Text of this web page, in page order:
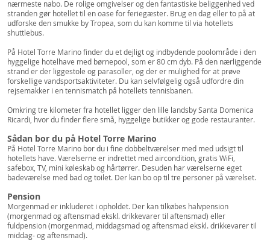
nærmeste nabo. De rolige omgivelser og den fantastiske beliggenhed ved
stranden gør hotellet til en oase for feriegæster. Brug en dag eller to på at
udforske den smukke by Tropea, som du kan komme til via hotellets
shuttlebus.
På Hotel Torre Marino finder du et dejligt og indbydende poolområde i den
hyggelige hotelhave med børnepool, som er 80 cm dyb. På den nærliggende
strand er der liggestole og parasoller, og der er mulighed for at prøve
forskellige vandsportsaktiviteter. Du kan selvfølgelig også udfordre din
rejsemakker i en tennismatch på hotellets tennisbanen.
Omkring tre kilometer fra hotellet ligger den lille landsby Santa Domenica
Ricardi, hvor du finder flere små, hyggelige butikker og gode restauranter.
Sådan bor du på Hotel Torre Marino
På Hotel Torre Marino bor du i fine dobbeltværelser med med udsigt til
hotellets have. Værelserne er indrettet med aircondition, gratis WiFi,
safebox, TV, mini køleskab og hårtørrer. Desuden har værelserne eget
badeværelse med bad og toilet. Der kan bo op til tre personer på værelset.
Pension
Morgenmad er inkluderet i opholdet. Der kan tilkøbes halvpension
(morgenmad og aftensmad ekskl. drikkevarer til aftensmad) eller
fuldpension (morgenmad, middagsmad og aftensmad ekskl. drikkevarer til
middag- og aftensmad).